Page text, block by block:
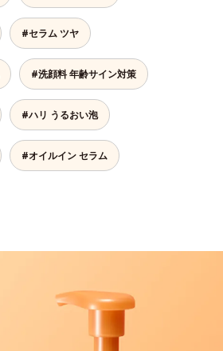
#セラム ツヤ
#洗顔料 年齢サイン対策
#ハリ うるおい泡
#オイルイン セラム